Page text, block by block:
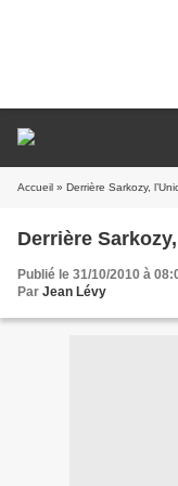
Accueil » Derrière Sarkozy,
Derrière
Publié le 31/10/2010 à
Par Jean Lévy